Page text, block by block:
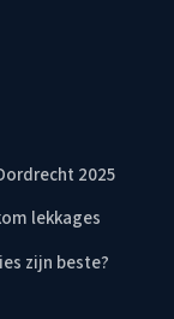
2025
lekkages
zijn beste?